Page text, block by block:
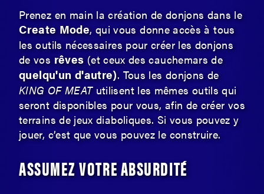
Prenez en main la création de donjons dans le
Create Mode, qui vous donne accès à tous
les outils nécessaires pour créer les donjons
de vos rêves(et ceux des cauchemars de
quelqu'un d'autre). Tous les donjons de
KING OF MEATutilisent les mêmes outils qui
seront disponibles pour vous, afin de créer vos
terrains de jeux diaboliques. Si vous pouvez y
jouer, c’est que vous pouvez le construire.
ASSUMEZ VOTRE ABSURDITÉ